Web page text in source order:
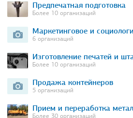
Предпечатная подготовка
Более 10 организаций
Маркетинговое и
6 организаций
Изготовление печатей и
Более 10 организаций
Продажа контейнеров
5 организаций
Прием и переработка
Более 30 организаций